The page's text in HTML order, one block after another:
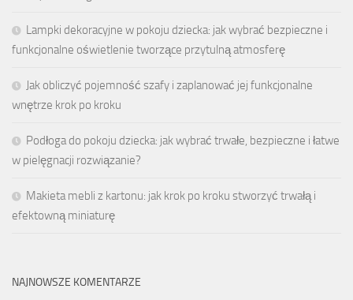
Lampki dekoracyjne w pokoju dziecka: jak wybrać bezpieczne i
funkcjonalne oświetlenie tworzące przytulną atmosferę
Jak obliczyć pojemność szafy i zaplanować jej funkcjonalne
wnętrze krok po kroku
Podłoga do pokoju dziecka: jak wybrać trwałe, bezpieczne i łatwe
w pielęgnacji rozwiązanie?
Makieta mebli z kartonu: jak krok po kroku stworzyć trwałą i
efektowną miniaturę
NAJNOWSZE KOMENTARZE